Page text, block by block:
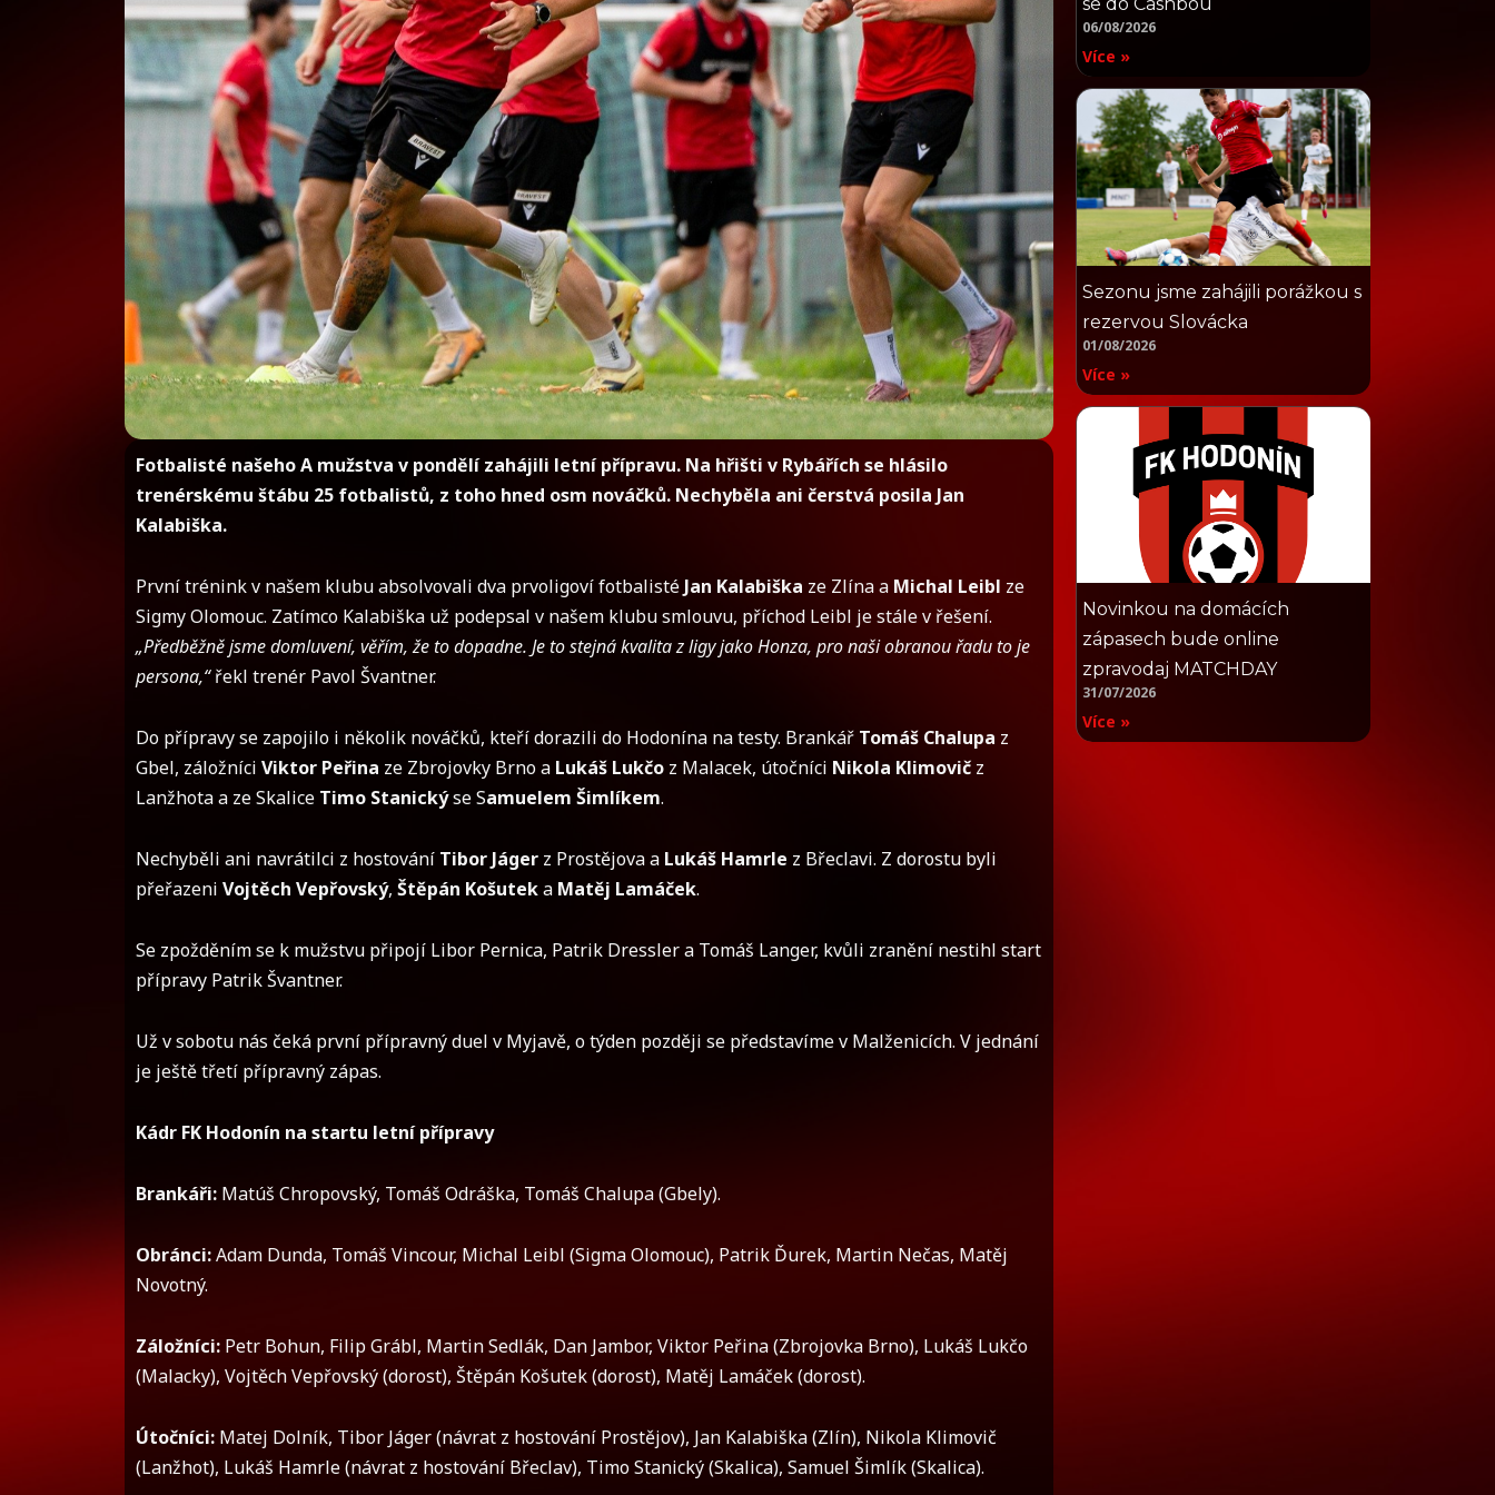
Fotbalisté našeho A mužstva v pondělí zahájili letní přípravu. Na hřišti v Rybářích se hlásilo
trenérskému štábu 25 fotbalistů, z toho hned osm nováčků. Nechyběla ani čerstvá posila Jan
Kalabiška.
První trénink v našem klubu absolvovali dva prvoligoví fotbalistéJan Kalabiška ze Zlína a Michal Leibl ze
Sigmy Olomouc. Zatímco Kalabiška už podepsal v našem klubu smlouvu, příchod Leibl je stále v řešení.
„Předběžně jsme domluvení, věřím, že to dopadne. Je to stejná kvalita z ligy jako Honza, pro naši obranou řadu to je
persona,“řekl trenér Pavol Švantner.
Do přípravy se zapojilo i několik nováčků, kteří dorazili do Hodonína na testy. Brankář Tomáš Chalupa z
Gbel, záložníci Viktor Peřina ze Zbrojovky Brno a Lukáš Lukčo z Malacek, útočníci Nikola Klimovič z
Lanžhota a ze Skalice Timo Stanickýse Samuelem Šimlíkem.
Nechyběli ani navrátilci z hostování Tibor Jáger z Prostějova a Lukáš Hamrle z Břeclavi. Z dorostu byli
přeřazeni Vojtěch Vepřovský, Štěpán Košuteka Matěj Lamáček.
Se zpožděním se k mužstvu připojí Libor Pernica, Patrik Dressler a Tomáš Langer, kvůli zranění nestihl start
přípravy Patrik Švantner.
Už v sobotu nás čeká první přípravný duel v Myjavě, o týden později se představíme v Malženicích. V jednání
je ještě třetí přípravný zápas.
Kádr FK Hodonín na startu letní přípravy
Brankáři: Matúš Chropovský, Tomáš Odráška, Tomáš Chalupa (Gbely).
Obránci:Adam Dunda, Tomáš Vincour, Michal Leibl (Sigma Olomouc), Patrik Ďurek, Martin Nečas, Matěj
Novotný.
Záložníci: Petr Bohun, Filip Grábl, Martin Sedlák, Dan Jambor, Viktor Peřina (Zbrojovka Brno), Lukáš Lukčo
(Malacky), Vojtěch Vepřovský (dorost), Štěpán Košutek (dorost), Matěj Lamáček (dorost).
Útočníci: Matej Dolník, Tibor Jáger (návrat z hostování Prostějov), Jan Kalabiška (Zlín), Nikola Klimovič
(Lanžhot), Lukáš Hamrle (návrat z hostování Břeclav), Timo Stanický (Skalica), Samuel Šimlík (Skalica).
se do Cashbou
06/08/2026
Více »
Sezonu jsme zahájili porážkou s
rezervou Slovácka
01/08/2026
Více »
Novinkou na domácích
zápasech bude online
zpravodaj MATCHDAY
31/07/2026
Více »